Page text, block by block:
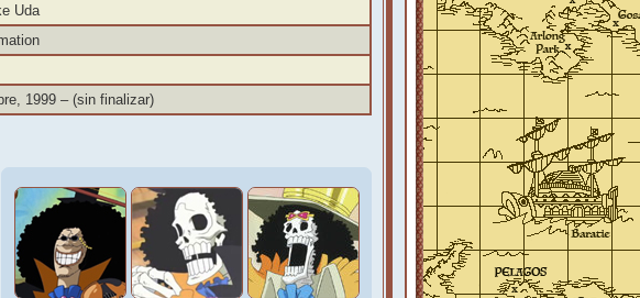
Uda
1999 – (sin finalizar)